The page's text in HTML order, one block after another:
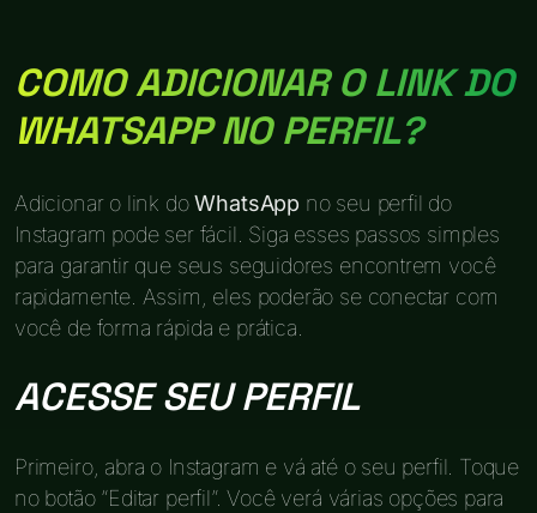
COMO ADICIONAR O LINK DO
WHATSAPP NO PERFIL?
Adicionar o link doWhatsApp no seu perfil do
Instagram pode ser fácil. Siga esses passos simples
para garantir que seus seguidores encontrem você
rapidamente. Assim, eles poderão se conectar com
você de forma rápida e prática.
ACESSE SEU PERFIL
Primeiro, abra o Instagram e vá até o seu perfil. Toque
no botão “Editar perfil”. Você verá várias opções para